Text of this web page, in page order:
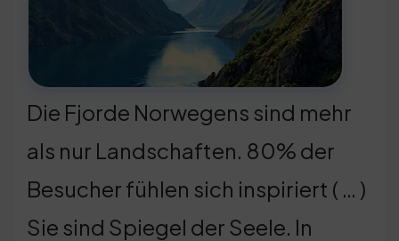
Die Fjorde Norwegens sind mehr
als nur Landschaften. 80% der
Besucher fühlen sich inspiriert ( … )
Sie sind Spiegel der Seele. In